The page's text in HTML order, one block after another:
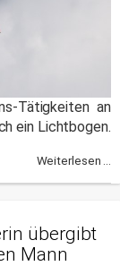
Tätigkeiten an
ein Lichtbogen.
Weiterlesen ...
übergibt
Mann